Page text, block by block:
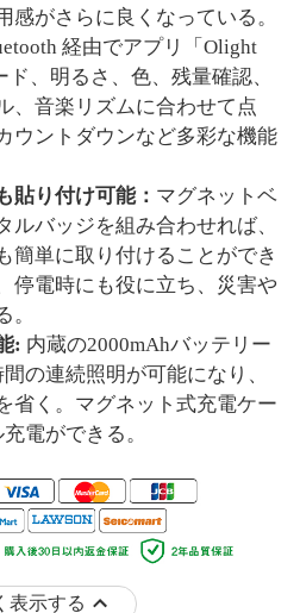
感がさらに良くなっている。
経由でアプリ「Olight
、明るさ、色、残量確認、
、音楽リズムに合わせて点
ウントダウンなど多彩な機能
貼り付け可能： マグネットベ
ルバッジを組み合わせれば、
簡単に取り付けることができ
停電時にも役に立ち、災害や
。
: 内蔵の2000mAhバッテリー
の連続照明が可能になり、
省く。マグネット式充電ケー
電ができる。
表示する